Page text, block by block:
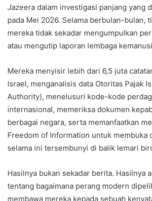
Jazeera dalam investigasi panjang yang
pada Mei 2026. Selama berbulan-bulan,
mereka tidak sekadar mengumpulkan
atau mengutip laporan lembaga
Mereka menyisir lebih dari 6,5 juta
Israel, menganalisis data Otoritas Pajak
Authority), menelusuri kode-kode
internasional, memeriksa dokumen
berbagai negara, serta memanfaatkan
Freedom of Information untuk membuka
selama ini tersembunyi di balik lemari
Hasilnya bukan sekadar berita. Hasilnya
tentang bagaimana perang modern
membawa mereka kepada sebuah